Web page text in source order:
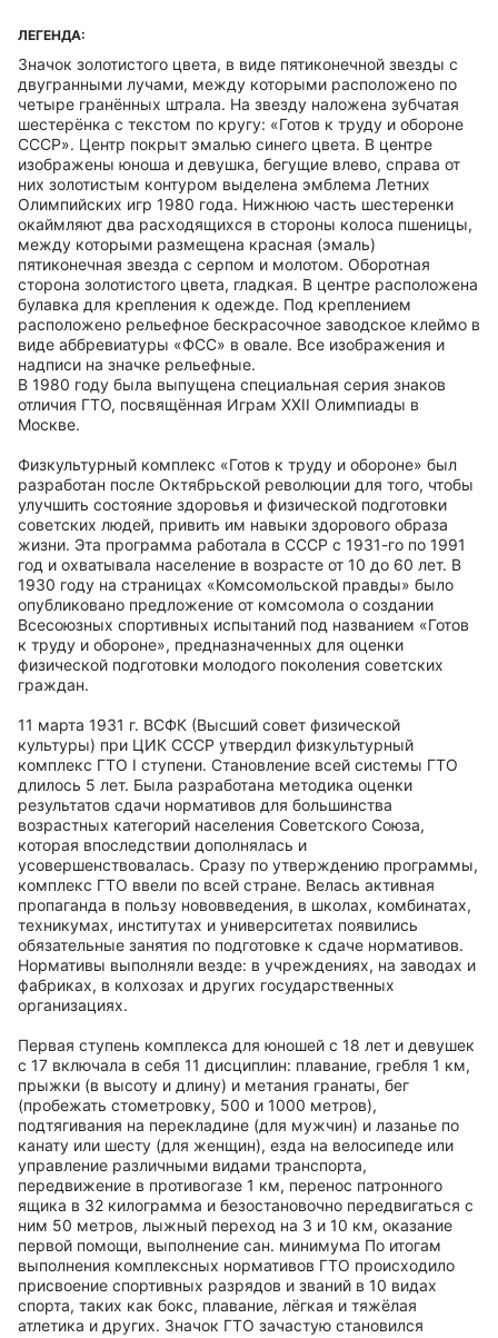
ЛЕГЕНДА:
Значок золотистого цвета, в виде пятиконечной звезды с
двугранными лучами, между которыми расположено по
четыре гранённых штрала. На звезду наложена зубчатая
шестерёнка с текстом по кругу: «Готов к труду и обороне
СССР». Центр покрыт эмалью синего цвета. В центре
изображены юноша и девушка, бегущие влево, справа от
них золотистым контуром выделена эмблема Летних
Олимпийских игр 1980 года. Нижнюю часть шестеренки
окаймляют два расходящихся в стороны колоса пшеницы,
между которыми размещена красная (эмаль)
пятиконечная звезда с серпом и молотом. Оборотная
сторона золотистого цвета, гладкая. В центре расположена
булавка для крепления к одежде. Под креплением
расположено рельефное бескрасочное заводское клеймо в
виде аббревиатуры «ФСС» в овале. Все изображения и
надписи на значке рельефные.
В 1980 году была выпущена специальная серия знаков
отличия ГТО, посвящённая Играм XXII Олимпиады в
Москве.
Физкультурный комплекс «Готов к труду и обороне» был
разработан после Октябрьской революции для того, чтобы
улучшить состояние здоровья и физической подготовки
советских людей, привить им навыки здорового образа
жизни. Эта программа работала в СССР с 1931-го по 1991
год и охватывала население в возрасте от 10 до 60 лет. В
1930 году на страницах «Комсомольской правды» было
опубликовано предложение от комсомола о создании
Всесоюзных спортивных испытаний под названием «Готов
к труду и обороне», предназначенных для оценки
физической подготовки молодого поколения советских
граждан.
11 марта 1931 г. ВСФК (Высший совет физической
культуры) при ЦИК СССР утвердил физкультурный
комплекс ГТО I ступени. Становление всей системы ГТО
длилось 5 лет. Была разработана методика оценки
результатов сдачи нормативов для большинства
возрастных категорий населения Советского Союза,
которая впоследствии дополнялась и
усовершенствовалась. Сразу по утверждению программы,
комплекс ГТО ввели по всей стране. Велась активная
пропаганда в пользу нововведения, в школах, комбинатах,
техникумах, институтах и университетах появились
обязательные занятия по подготовке к сдаче нормативов.
Нормативы выполняли везде: в учреждениях, на заводах и
фабриках, в колхозах и других государственных
организациях.
Первая ступень комплекса для юношей с 18 лет и девушек
с 17 включала в себя 11 дисциплин: плавание, гребля 1 км,
прыжки (в высоту и длину) и метания гранаты, бег
(пробежать стометровку, 500 и 1000 метров),
подтягивания на перекладине (для мужчин) и лазанье по
канату или шесту (для женщин), езда на велосипеде или
управление различными видами транспорта,
передвижение в противогазе 1 км, перенос патронного
ящика в 32 килограмма и безостановочно передвигаться с
ним 50 метров, лыжный переход на 3 и 10 км, оказание
первой помощи, выполнение сан. минимума По итогам
выполнения комплексных нормативов ГТО происходило
присвоение спортивных разрядов и званий в 10 видах
спорта, таких как бокс, плавание, лёгкая и тяжёлая
атлетика и других. Значок ГТО зачастую становился